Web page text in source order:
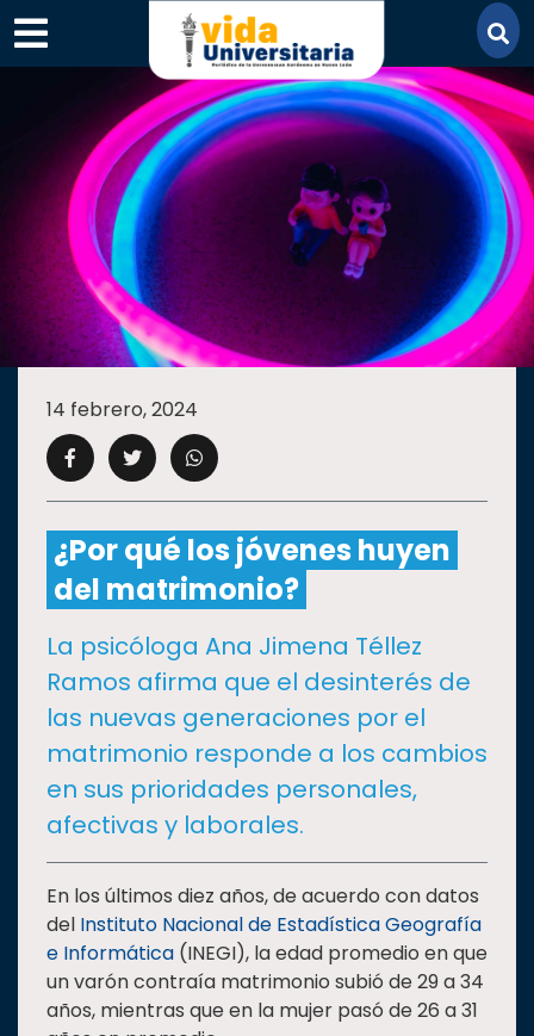
×
SECCIONES
ACADEMIA
CAMPUS UANL
CULTURA
DEPORTES
I+D+IEXPERTOS
SALUD
SUSTENTABILIDAD
TEMAS
14 febrero, 2024
¿Por qué los jóvenes huyen
del matrimonio?
La psicóloga Ana Jimena Téllez
Ramos afirma que el desinterés de
las nuevas generaciones por el
matrimonio responde a los cambios
en sus prioridades personales,
afectivas y laborales.
En los últimos diez años, de acuerdo con datos
del Instituto Nacional de Estadística Geografía
e Informática (INEGI), la edad promedio en que
un varón contraía matrimonio subió de 29 a 34
años, mientras que en la mujer pasó de 26 a 31